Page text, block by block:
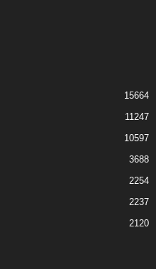
15664
11247
10597
3688
2254
2237
2120